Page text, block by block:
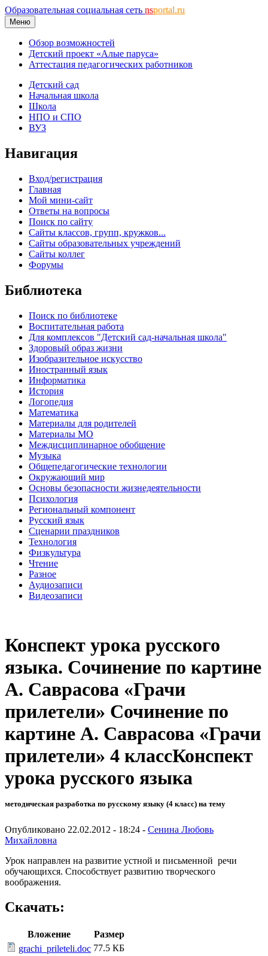
Образовательная социальная сеть nsportal.ru
Меню
Обзор возможностей
Детский проект «Алые паруса»
Аттестация педагогических работников
Детский сад
Начальная школа
Школа
НПО и СПО
ВУЗ
Навигация
Вход/регистрация
Главная
Мой мини-сайт
Ответы на вопросы
Поиск по сайту
Сайты классов, групп, кружков...
Сайты образовательных учреждений
Сайты коллег
Форумы
Библиотека
Поиск по библиотеке
Воспитательная работа
Для комплексов "Детский сад-начальная школа"
Здоровый образ жизни
Изобразительное искусство
Иностранный язык
Информатика
История
Логопедия
Математика
Материалы для родителей
Материалы МО
Междисциплинарное обобщение
Музыка
Общепедагогические технологии
Окружающий мир
Основы безопасности жизнедеятельности
Психология
Региональный компонент
Русский язык
Сценарии праздников
Технология
Физкультура
Чтение
Разное
Аудиозаписи
Видеозаписи
Конспект урока русского
языка. Сочинение по картине
А. Саврасова «Грачи
прилетели» Сочинение по
картине А. Саврасова «Грачи
прилетели» 4 классКонспект
урока русского языка
методическая разработка по русскому языку (4 класс) на тему
Опубликовано 22.02.2012 - 18:24 - Сенина Любовь
Михайловна
Урок направлен на развитие устной и письменной речи
обучающихся. Способствует развитию творческого
воображения.
Скачать:
Вложение
Размер
grachi_prileteli.doc 77.5 КБ